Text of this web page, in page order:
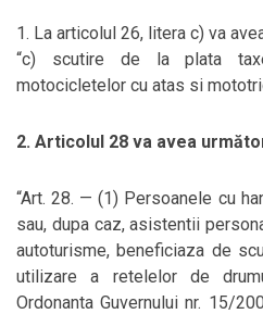
1. La articolul 26, litera c) va
“c) scutire de la plata
motocicletelor cu atas si
2. Articolul 28 va avea
“Art. 28. — (1) Persoanele cu
sau, dupa caz, asistentii
autoturisme, beneficiaza de
utilizare a retelelor de
Ordonanta Guvernului nr. 15/